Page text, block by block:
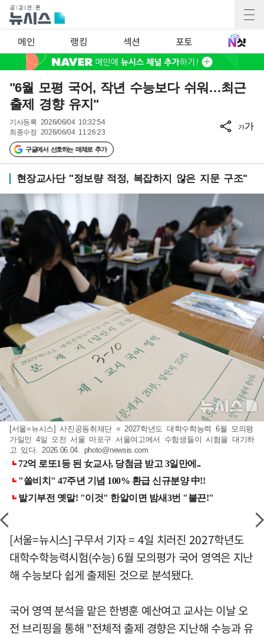
메인 랭킹 섹션 포토
"6월 모평 국어, 작년 수능보다 쉬워…최근
출제 경향 유지"
기사등록 2026/06/04 10:32:54
최종수정 2026/06/04 11:26:23
구글에서 선호하는 매체로 추가
가가
현장교사단 "정보량 적정, 복잡하지 않은 지문 구조"
[서울=뉴시스] 사진공동취재단 = 2027학년도 대학수학능력 6월 모의평
가일인 4일 오전 서울 마포구 서울여고에서 수험생들이 시험을 대기하
고 있다. 2026.06.04. photo@newsis.com
[서울=뉴시스] 구무서 기자 = 4일 치러진 2027학년도
대학수학능력시험(수능) 6월 모의평가 국어 영역은 지난
해 수능보다 쉽게 출제된 것으로 분석됐다.
국어 영역 분석을 맡은 한병훈 예산여고 교사는 이날 오
전 브리핑을 통해 "전체적 출제 경향은 지난해 수능과 유